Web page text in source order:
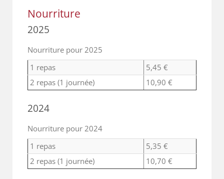
Nourriture
2025
Nourriture pour 2025
1 repas
5,45 €
2 repas (1 journée)
10,90 €
2024
Nourriture pour 2024
1 repas
5,35 €
2 repas (1 journée)
10,70 €